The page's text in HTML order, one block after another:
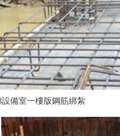
設備室一樓版鋼筋綁紮